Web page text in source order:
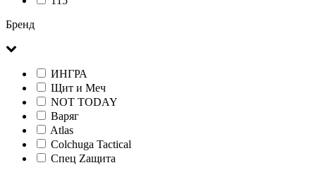
Бренд
ИНГРА
Щит и Меч
NOT TODAY
Варяг
Atlas
Colchuga Tactical
Спец Zащита